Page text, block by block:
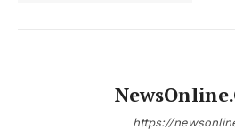
https://